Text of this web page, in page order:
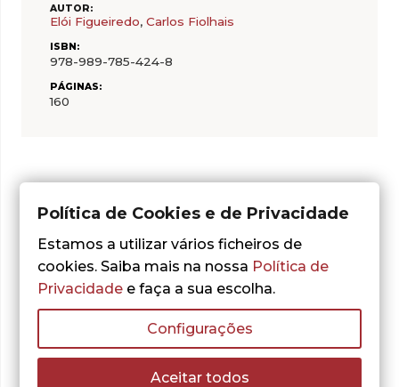
AUTOR:
Elói Figueiredo, Carlos Fiolhais
ISBN:
978-989-785-424-8
PÁGINAS:
160
Do mesmo autor
Política de Cookies e de Privacidade
Estamos a utilizar vários ficheiros de
cookies. Saiba mais na nossa Política de
Privacidade e faça a sua escolha.
Configurações
Aceitar todos